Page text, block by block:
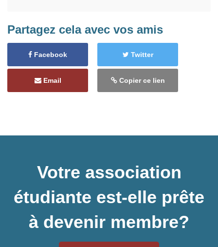
Partagez cela avec vos amis
Facebook Twitter
Email Copier ce lien
Votre association
étudiante est-elle prête
à devenir membre?